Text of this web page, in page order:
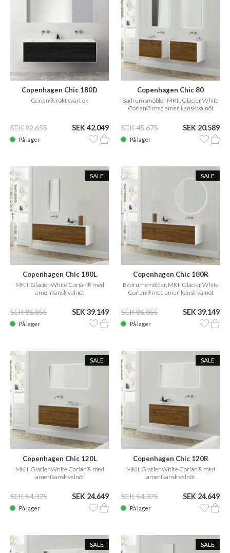
Copenhagen Chic 180D
Corian®, rökt svart ek
SEK 92.655 SEK 42.049
På lager
Copenhagen Chic 80
Badrumsmöbler MKII, Glacier White
Corian® med amerikansk valnöt
SEK 45.675 SEK 20.589
På lager
SALE
Copenhagen Chic 180L
MKII, Glacier White Corian® med
amerikansk valnöt
SEK 86.855 SEK 39.149
På lager
SALE
Copenhagen Chic 180R
Badrumsmöbler, MKII Glacier White
Corian® med amerikansk valnöt
SEK 86.855 SEK 39.149
På lager
SALE
Copenhagen Chic 120L
MKII, Glacier White Corian® med
amerikansk valnöt
SEK 54.375 SEK 24.649
På lager
SALE
Copenhagen Chic 120R
MKII, Glacier White Corian® med
amerikansk valnöt
SEK 54.375 SEK 24.649
På lager
SALE SALE